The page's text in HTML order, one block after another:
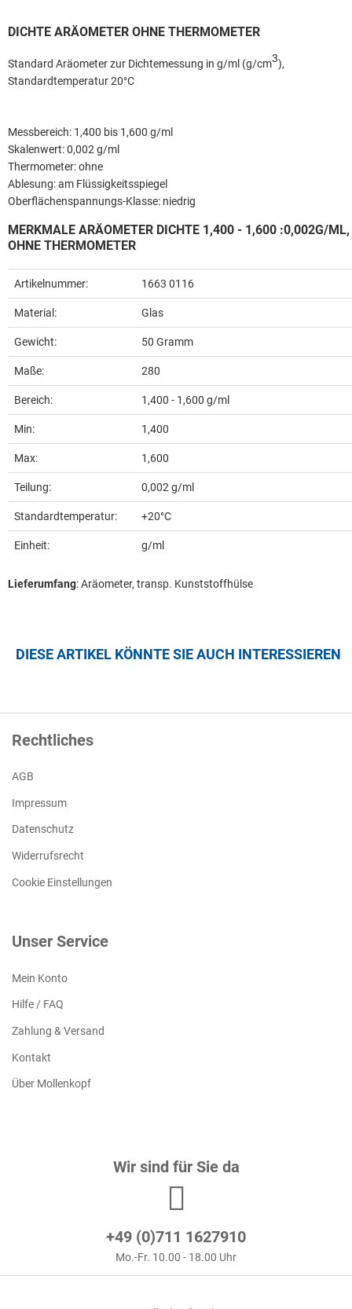
DICHTE ARÄOMETER OHNE THERMOMETER
Standard Aräometer zur Dichtemessung in g/ml (g/cm3),
Standardtemperatur 20°C
Messbereich: 1,400 bis 1,600 g/ml
Skalenwert: 0,002 g/ml
Thermometer: ohne
Ablesung: am Flüssigkeitsspiegel
Oberflächenspannungs-Klasse: niedrig
MERKMALE ARÄOMETER DICHTE 1,400 - 1,600 :0,002G/ML,
OHNE THERMOMETER
Artikelnummer: 1663 0116
Material: Glas
Gewicht: 50 Gramm
Maße: 280
Bereich: 1,400 - 1,600 g/ml
Min: 1,400
Max: 1,600
Teilung: 0,002 g/ml
Standardtemperatur: +20°C
Einheit: g/ml
Lieferumfang: Aräometer, transp. Kunststoffhülse
DIESE ARTIKEL KÖNNTE SIE AUCH INTERESSIEREN
Rechtliches
AGB
Impressum
Datenschutz
Widerrufsrecht
Cookie Einstellungen
Unser Service
Mein Konto
Hilfe / FAQ
Zahlung & Versand
Kontakt
Über Mollenkopf
Wir sind für Sie da
+49 (0)711 1627910
Mo.-Fr. 10.00 - 18.00 Uhr